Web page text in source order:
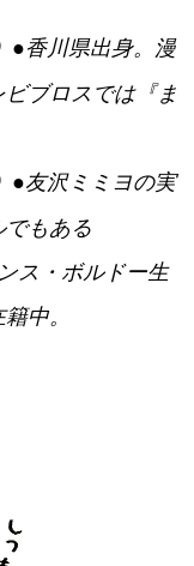
●香川県出身。漫
ブロスでは『ま
●友沢ミミヨの実
もある
ス・ボルドー生
中。